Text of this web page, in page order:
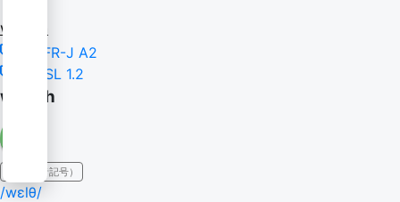
wealth
CEFR-J A2
NGSL 1.2
wealth
IPA（発音記号）
/wɛlθ/